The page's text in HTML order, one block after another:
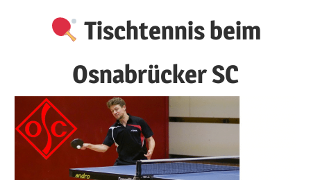
Tischtennis beim
Osnabrücker SC